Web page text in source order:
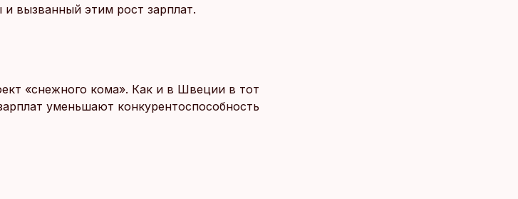
и вызванный этим рост зарплат.
«снежного кома». Как и в Швеции в тот
уменьшают конкурентоспособность